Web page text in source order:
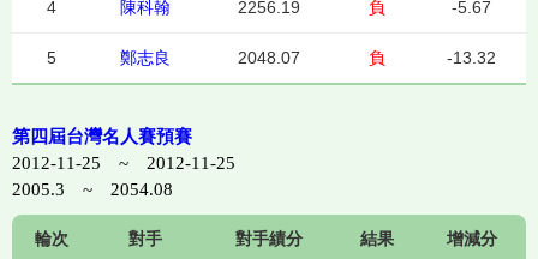
4 陳科翰 2256.19 負 -5.67
5 鄭志良 2048.07 負 -13.32
第四屆台灣名人賽預賽
2012-11-25 ~ 2012-11-25
2005.3 ~ 2054.08
輪次 對手 對手績分 結果 增減分